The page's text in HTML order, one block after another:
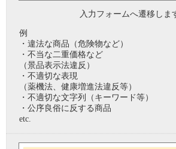
入力フォームへ遷移しま
例
・違法な商品（危険物など）
・不当な二重価格など
（景品表示法違反）
・不適切な表現
（薬機法、健康増進法違反等）
・不適切な文字列（キーワード等）
・公序良俗に反する商品
etc.